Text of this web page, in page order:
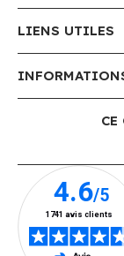
LIENS UTILES
CE